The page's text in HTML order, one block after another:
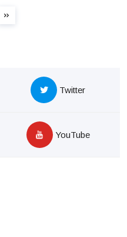
Twitter
YouTube